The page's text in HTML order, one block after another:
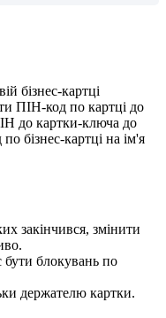
вій бізнес-картці
и ПІН-код по картці до
ІН до картки-ключа до
по бізнес-картці на ім'я
их закінчився, змінити
во.
бути блокувань по
ки держателю картки.